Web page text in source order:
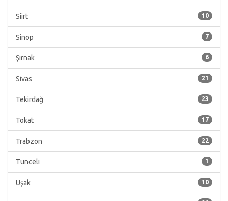
10
Siirt
7
Sinop
6
Şırnak
21
Sivas
23
Tekirdağ
17
Tokat
22
Trabzon
1
Tunceli
10
Uşak